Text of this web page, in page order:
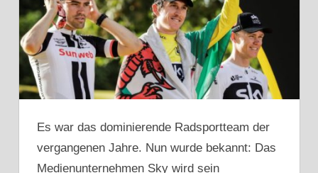
Es war das dominierende Radsportteam der
vergangenen Jahre. Nun wurde bekannt: Das
Medienunternehmen Sky wird sein